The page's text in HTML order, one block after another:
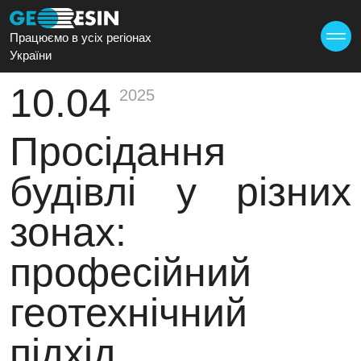
Працюємо в усіх регіонах
України
10.04 2025
Просідання
будівлі у різних
зонах:
професійний
геотехнічний